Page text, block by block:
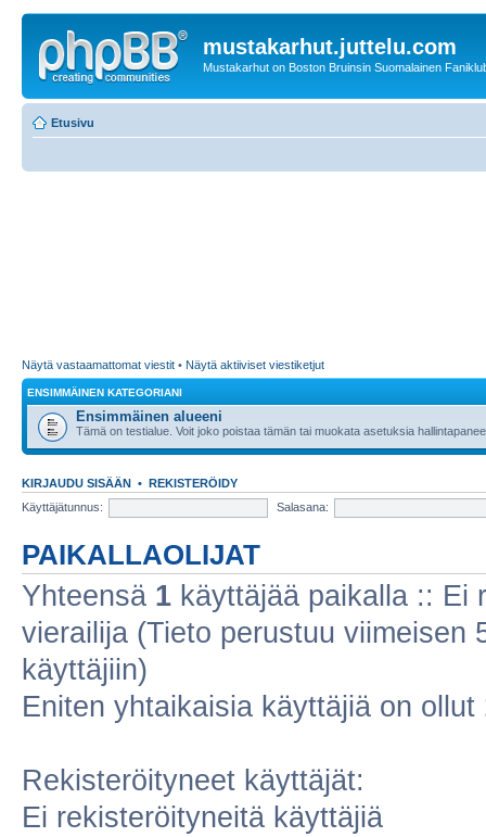
mustakarhut.juttelu.com
Mustakarhut on Boston Bruinsin Suomalainen
Etusivu
Näytä vastaamattomat viestit • Näytä aktiiviset viestiketjut
ENSIMMÄINEN KATEGORIANI
Ensimmäinen alueeni
Tämä on testialue. Voit joko poistaa tämän tai muokata asetuksia
KIRJAUDU SISÄÄN • REKISTERÖIDY
Käyttäjätunnus:
Salasana:
PAIKALLAOLIJAT
Yhteensä 1 käyttäjää paikalla :: Ei
vierailija (Tieto perustuu viimeisen
käyttäjiin)
Eniten yhtaikaisia käyttäjiä on ollut
Rekisteröityneet käyttäjät:
Ei rekisteröityneitä käyttäjiä